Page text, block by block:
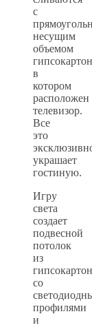
с
несущим
объемом
в
котором
расположен
телевизор.
Все
это
украшает
гостиную.
Игру
света
создает
подвесной
потолок
из
со
профилями
и